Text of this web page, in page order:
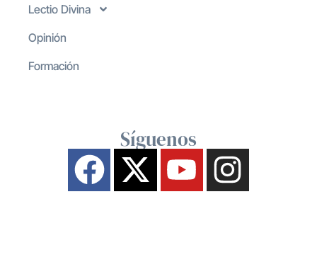
Lectio Divina
Opinión
Formación
Síguenos